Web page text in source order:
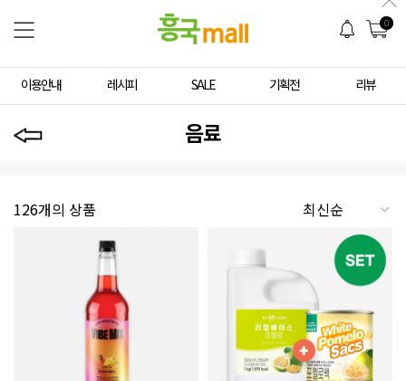
0
이용안내 레시피 SALE 기획전 리뷰
음료
126개의 상품